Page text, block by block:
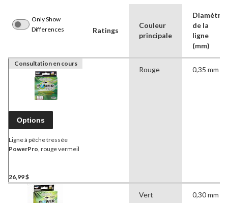
Only Show
Differences
Ratings
Couleur
principale
Diamètre
de la
ligne
(mm)
Consultation en cours
Options
Ligne à pêche tressée
PowerPro , rouge vermeil
26,99 $
Rouge 0,35 mm
Vert 0,30 mm